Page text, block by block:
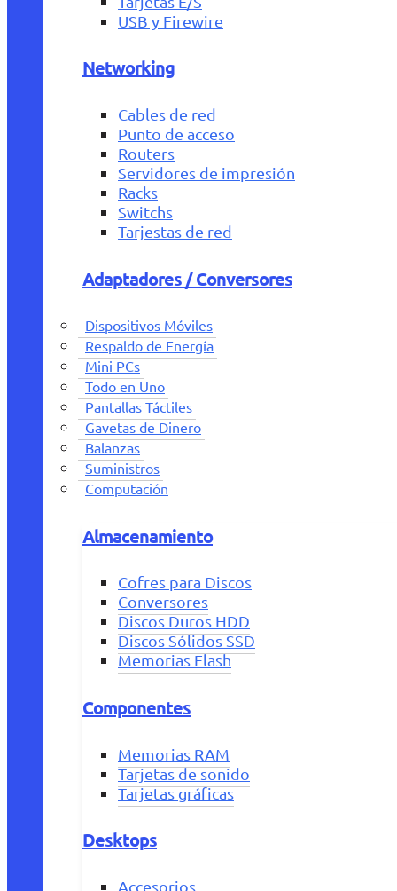
USB y Firewire
Networking
Cables de red
Punto de acceso
Routers
Servidores de impresión
Racks
Switchs
Tarjestas de red
Adaptadores / Conversores
Dispositivos Móviles
Respaldo de Energía
Mini PCs
Todo en Uno
Pantallas Táctiles
Gavetas de Dinero
Balanzas
Suministros
Computación
Almacenamiento
Cofres para Discos
Conversores
Discos Duros HDD
Discos Sólidos SSD
Memorias Flash
Componentes
Memorias RAM
Tarjetas de sonido
Tarjetas gráficas
Desktops
Accesorios